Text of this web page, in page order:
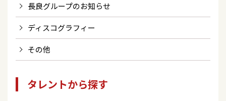
長良グループのお知らせ
ディスコグラフィー
その他
タレントから探す